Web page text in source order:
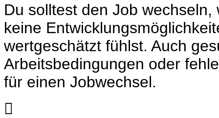
Du solltest den Job
keine
wertgeschätzt fühlst. Auch
Arbeitsbedingungen oder
für einen Jobwechsel.
